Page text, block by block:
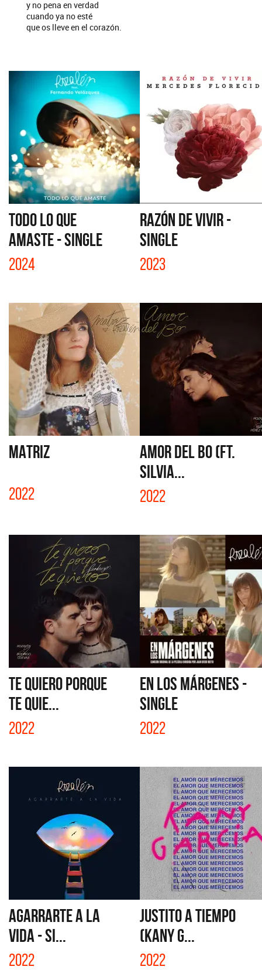
y no pena en verdad
cuando ya no esté
que os lleve en el corazón.
TODO LO QUE
AMASTE - SINGLE
2024
RAZÓN DE VIVIR -
SINGLE
2023
MATRIZ
2022
AMOR DEL BO (FT.
SILVIA...
2022
TE QUIERO PORQUE
TE QUIE...
2022
EN LOS MÁRGENES -
SINGLE
2022
AGARRARTE A LA
VIDA - SI...
2022
JUSTITO A TIEMPO
(KANY G...
2022